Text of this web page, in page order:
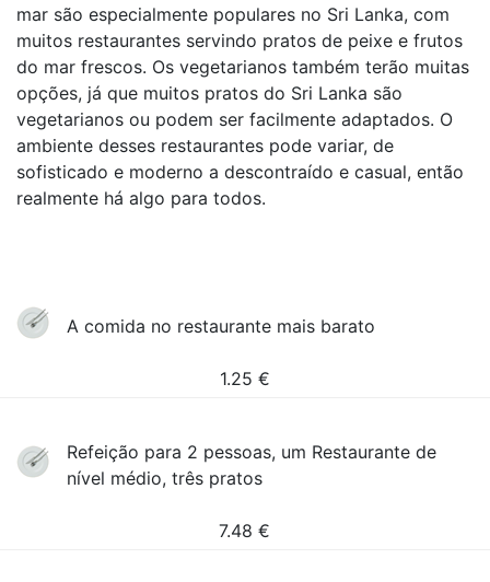
mar são especialmente populares no Sri Lanka, com
muitos restaurantes servindo pratos de peixe e frutos
do mar frescos. Os vegetarianos também terão muitas
opções, já que muitos pratos do Sri Lanka são
vegetarianos ou podem ser facilmente adaptados. O
ambiente desses restaurantes pode variar, de
sofisticado e moderno a descontraído e casual, então
realmente há algo para todos.
A comida no restaurante mais barato
1.25 €
Refeição para 2 pessoas, um Restaurante de
nível médio, três pratos
7.48 €